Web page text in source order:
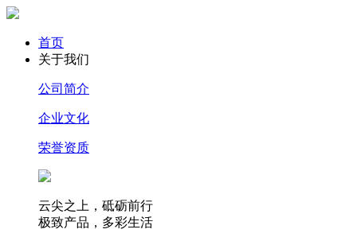
首页
关于我们
公司简介
企业文化
荣誉资质
云尖之上，砥砺前行
极致产品，多彩生活